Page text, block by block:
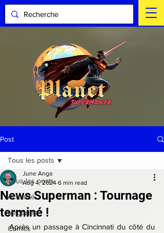
Post
Tous les posts
Actualité
Magazine
Comics
Tous les posts
News Superman : Tournage
terminé !
June Anga
Aug 4, 2024 6 min read
Après un passage à Cincinnati du côté du